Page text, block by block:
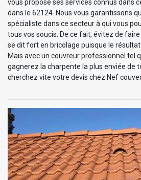
vous propose ses services connus dans
dans le 62124. Nous vous garantissons
spécialiste dans ce secteur à qui vous
tous vos soucis. De ce fait, évitez de
se dit fort en bricolage puisque le
Mais avec un couvreur professionnel tel
gagnerez la charpente la plus enviée de
cherchez vite votre devis chez Nef